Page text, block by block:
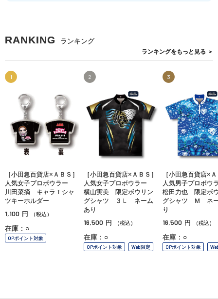
RANKING ランキング
ランキングをもっと見る ＞
1
［小田急百貨店×ＡＢＳ］
人気女子プロボウラー
川田菜摘 キャラＴシャ
ツキーホルダー
1,100 円 （税込）
在庫：○
OPポイント対象
2
［小田急百貨店×ＡＢＳ］
人気女子プロボウラー
横山実美 限定ボウリン
グシャツ ３Ｌ ネーム
あり
16,500 円 （税込）
在庫：○
OPポイント対象 Web限定
3
［小田急百貨店×
人気男子プロボ
松田力也 限定ボ
グシャツ Ｍ ネ
り
16,500 円 （税込）
在庫：○
OPポイント対象